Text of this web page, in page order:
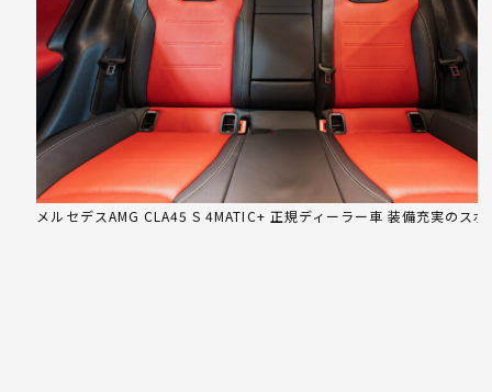
メルセデスAMG CLA45 S 4MATIC+ 正規ディーラー車 装備充実のス